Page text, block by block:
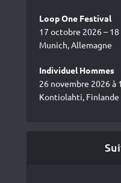
Loop One Festival
17 octobre 2026 –
Munich, Allemagne
Individuel Hommes
26 novembre 2026 à
Kontiolahti, Finlande